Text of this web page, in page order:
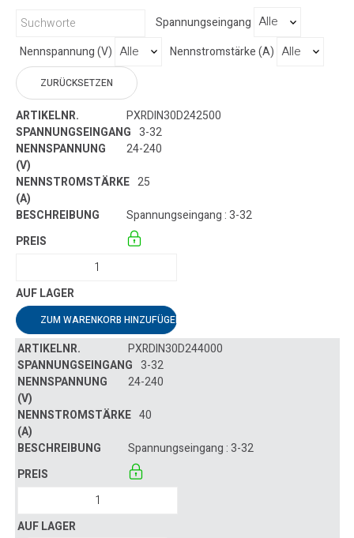
Spannungseingang
Nennspannung (V)
Nennstromstärke (A)
ZURÜCKSETZEN
PXRDIN30D242500
3-32
24-240
25
Spannungseingang : 3-32
ZUM WARENKORB HINZUFÜGEN
PXRDIN30D244000
3-32
24-240
40
Spannungseingang : 3-32